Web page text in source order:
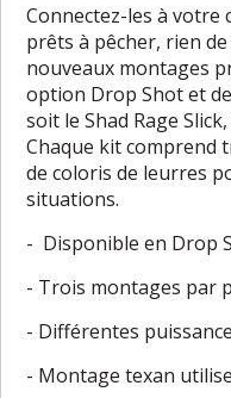
Connectez-les à votre
prêts à pêcher, rien
nouveaux montages
option Drop Shot et
soit le Shad Rage
Chaque kit comprend
de coloris de leurres
situations.
- Disponible en Drop
- Trois montages par
- Différentes
- Montage texan